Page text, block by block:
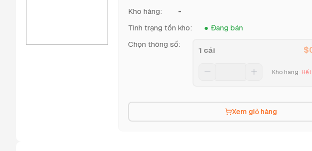
Kho hàng:
-
Tình trạng tồn kho:
Đang bán
Chọn thông số:
1 cái $
Kho hàng:
Xem giỏ hàng